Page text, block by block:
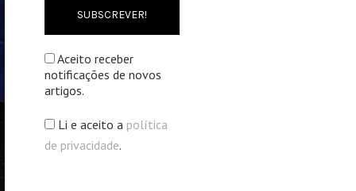
Aceito receber
notificações de novos
artigos.
Li e aceito a política
de privacidade.